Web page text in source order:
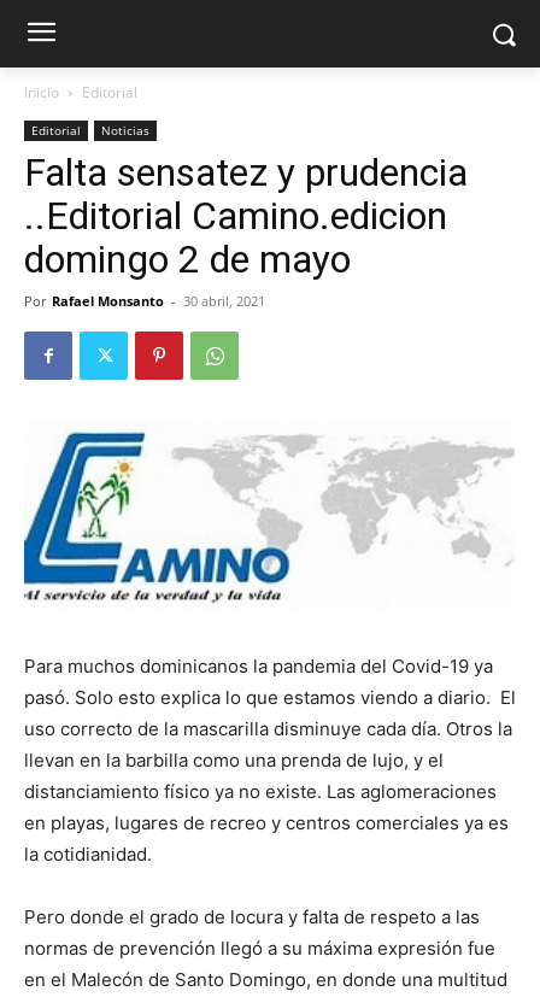
Inicio Editorial
Editorial Noticias
Falta sensatez y prudencia
..Editorial Camino.edicion
domingo 2 de mayo
Por Rafael Monsanto - 30 abril, 2021
Para muchos dominicanos la pandemia del Covid-19 ya
pasó. Solo esto explica lo que estamos viendo a diario. El
uso correcto de la mascarilla disminuye cada día. Otros la
llevan en la barbilla como una prenda de lujo, y el
distanciamiento físico ya no existe. Las aglomeraciones
en playas, lugares de recreo y centros comerciales ya es
la cotidianidad.
Pero donde el grado de locura y falta de respeto a las
normas de prevención llegó a su máxima expresión fue
en el Malecón de Santo Domingo, en donde una multitud